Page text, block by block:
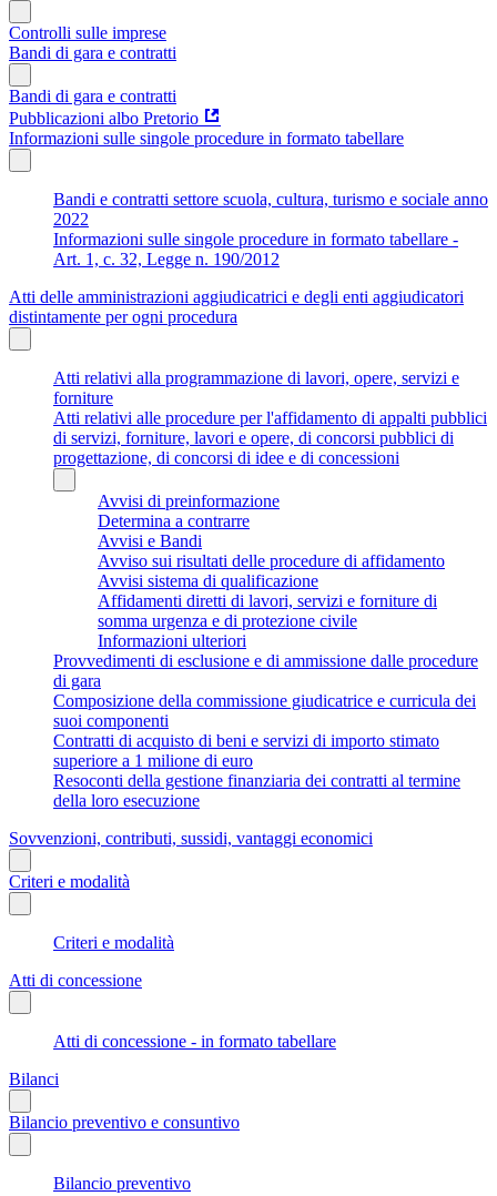
Controlli sulle imprese
Bandi di gara e contratti
Bandi di gara e contratti
Pubblicazioni albo Pretorio
Informazioni sulle singole procedure in formato tabellare
Bandi e contratti settore scuola, cultura, turismo e sociale anno
2022
Informazioni sulle singole procedure in formato tabellare -
Art. 1, c. 32, Legge n. 190/2012
Atti delle amministrazioni aggiudicatrici e degli enti aggiudicatori
distintamente per ogni procedura
Atti relativi alla programmazione di lavori, opere, servizi e
forniture
Atti relativi alle procedure per l'affidamento di appalti pubblici
di servizi, forniture, lavori e opere, di concorsi pubblici di
progettazione, di concorsi di idee e di concessioni
Avvisi di preinformazione
Determina a contrarre
Avvisi e Bandi
Avviso sui risultati delle procedure di affidamento
Avvisi sistema di qualificazione
Affidamenti diretti di lavori, servizi e forniture di
somma urgenza e di protezione civile
Informazioni ulteriori
Provvedimenti di esclusione e di ammissione dalle procedure
di gara
Composizione della commissione giudicatrice e curricula dei
suoi componenti
Contratti di acquisto di beni e servizi di importo stimato
superiore a 1 milione di euro
Resoconti della gestione finanziaria dei contratti al termine
della loro esecuzione
Sovvenzioni, contributi, sussidi, vantaggi economici
Criteri e modalità
Criteri e modalità
Atti di concessione
Atti di concessione - in formato tabellare
Bilanci
Bilancio preventivo e consuntivo
Bilancio preventivo